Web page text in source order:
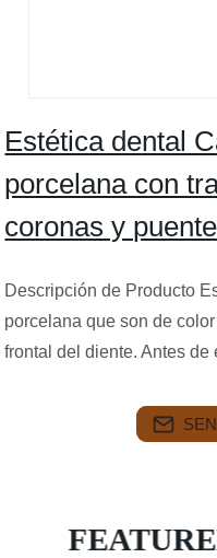
Estética dental
porcelana con
coronas y
Descripción de Producto
porcelana que son de
frontal del diente. Antes